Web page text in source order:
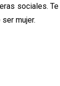
sociales.
mujer.